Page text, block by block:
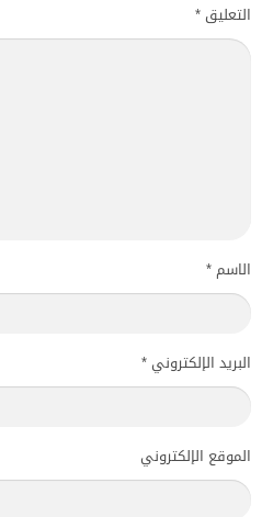
التعليق *
الاسم*
البريد الإلكتروني *
الموقع الإلكتروني